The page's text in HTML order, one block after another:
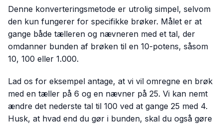
Denne konverteringsmetode er utrolig simpel, selvom
den kun fungerer for specifikke brøker. Målet er at
gange både tælleren og nævneren med et tal, der
omdanner bunden af brøken til en 10-potens, såsom
10, 100 eller 1.000.
Lad os for eksempel antage, at vi vil omregne en brøk
med en tæller på 6 og en nævner på 25. Vi kan nemt
ændre det nederste tal til 100 ved at gange 25 med 4.
Husk, at hvad end du gør i bunden, skal du også gøre